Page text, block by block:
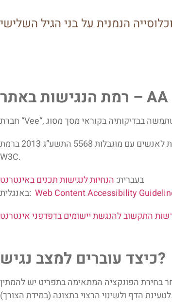
רמת הנגישות באתר – AA
חברת “Vee
מקפידה על עמידה בדרישות תקנות שוויון זכויות לאנשים עם מוגבלות 5568 התשע”ג 2013 ברמת AA. וכן, מיישמת את המלצות מסמך WCAG2.2 מאת ארגון
W3C.
בעברית: הנחיות לנגישות תכנים באינטרנט
באנגלית: Web Content Accessibility
התקשוב להנגשת יישומים בדפדפני אינטרנט
כיצד עוברים למצב נגיש?
בחירת הפונקציה המתאימה בתפריט יש להמתין
(במידת הצורך).